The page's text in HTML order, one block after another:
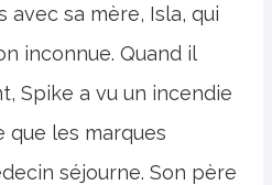
avec sa mère, Isla, qui
inconnue. Quand il
Spike a vu un incendie
que les marques
séjourne. Son père